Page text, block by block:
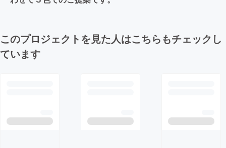
このプロジェクトを見た人はこちらもチェックし
ています